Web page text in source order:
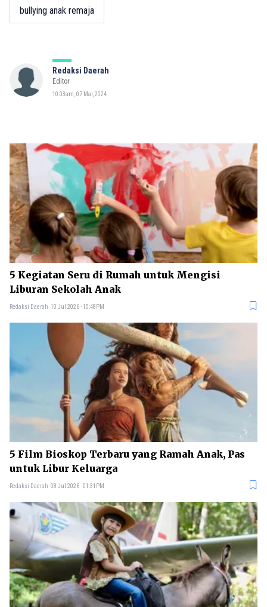
bullying anak remaja
Redaksi Daerah
Editor
10:03am, 07 Mar, 2024
5 Kegiatan Seru di Rumah untuk Mengisi
Liburan Sekolah Anak
Redaksi Daerah 10 Jul 2026 - 10:48PM
5 Film Bioskop Terbaru yang Ramah Anak, Pas
untuk Libur Keluarga
Redaksi Daerah 08 Jul 2026 - 01:31PM